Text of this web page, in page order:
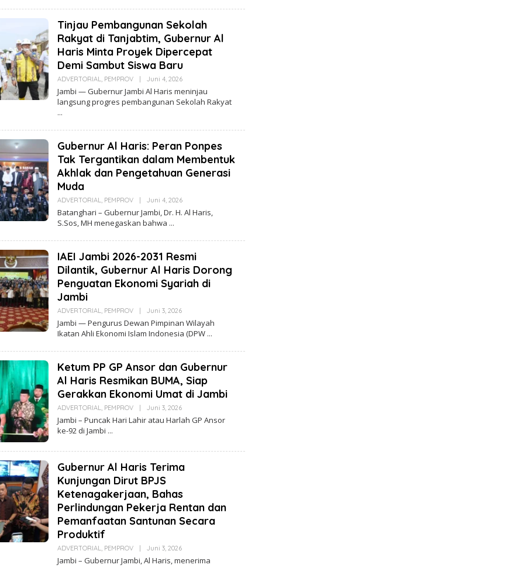
E
A
S
I
Tinjau Pembangunan Sekolah
Rakyat di Tanjabtim, Gubernur Al
Haris Minta Proyek Dipercepat
Demi Sambut Siswa Baru
ADVERTORIAL PEMPROV | Juni 4, 2026O
E
H
K
I
Jambi — Gubernur Jambi Al Haris meninjau
langsung progres pembangunan Sekolah Rakyat
Gubernur Al Haris: Peran Ponpes
Tak Tergantikan dalam Membentuk
Akhlak dan Pengetahuan Generasi
Muda
ADVERTORIAL PEMPROV | Juni 4, 2026O
E
E
A
K
S
I
Batanghari – Gubernur Jambi, Dr. H. Al Haris,
S.Sos, MH menegaskan bahwa
IAEI Jambi 2026-2031 Resmi
Dilantik, Gubernur Al Haris Dorong
Penguatan Ekonomi Syariah di
Jambi
ADVERTORIAL PEMPROV | Juni 3, 2026O
E
H
E
A
S
I
Jambi — Pengurus Dewan Pimpinan Wilayah
Ikatan Ahli Ekonomi Islam Indonesia (DPW
Ketum PP GP Ansor dan Gubernur
Al Haris Resmikan BUMA, Siap
Gerakkan Ekonomi Umat di Jambi
ADVERTORIAL PEMPROV | Juni 3, 2026O
E
A
K
Jambi – Puncak Hari Lahir atau Harlah GP Ansor
ke-92 di Jambi
Gubernur Al Haris Terima
Kunjungan Dirut BPJS
Ketenagakerjaan, Bahas
Perlindungan Pekerja Rentan dan
Pemanfaatan Santunan Secara
Produktif
ADVERTORIAL PEMPROV | Juni 3, 2026O
E
Jambi – Gubernur Jambi, Al Haris, menerima